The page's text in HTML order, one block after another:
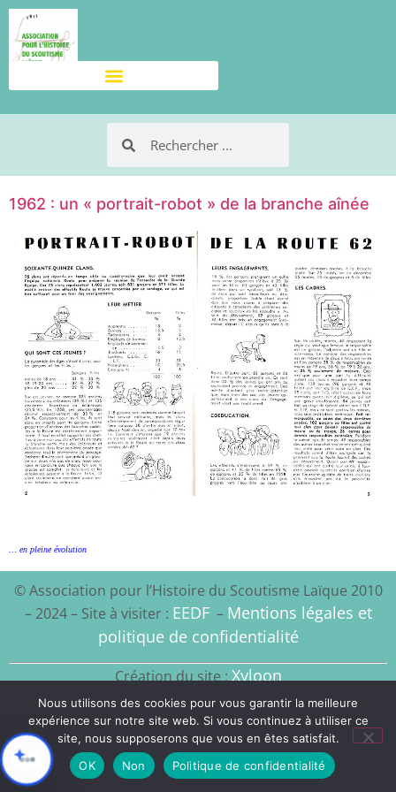
1962 : un « portrait-robot » de la branche aînée
… en pleine évolution
© Association pour l’Histoire du Scoutisme Laïque 2010
– 2024 – Site à visiter : EEDF– Mentions légales et
politique de confidentialité
Création du site :Xyloon
Nous utilisons des cookies pour vous garantir la meilleure
expérience sur notre site web. Si vous continuez à utiliser ce
site, nous supposerons que vous en êtes satisfait.
OK
Non Politique de confidentialité